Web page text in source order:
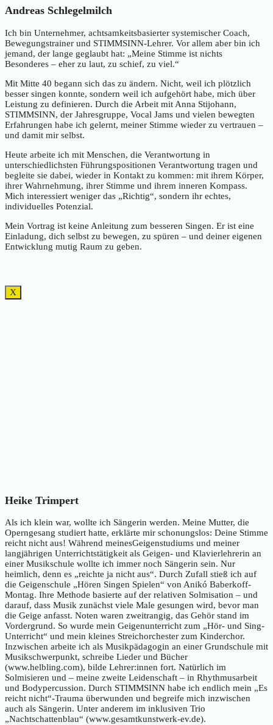
Andreas Schlegelmilch
Ich bin Unternehmer, achtsamkeitsbasierter systemischer Coach,
Bewegungstrainer und STIMMSINN-Lehrer. Vor allem aber bin ich
jemand, der lange geglaubt hat: „Meine Stimme ist nichts
Besonderes – eher zu laut, zu schief, zu viel.“
Mit Mitte 40 begann sich das zu ändern. Nicht, weil ich plötzlich
besser singen konnte, sondern weil ich aufgehört habe, mich über
Leistung zu definieren. Durch die Arbeit mit Anna Stijohann,
STIMMSINN, der Jahresgruppe, Vocal Jams und vielen bewegten
Erfahrungen habe ich gelernt, meiner Stimme wieder zu vertrauen –
und damit mir selbst.
Heute arbeite ich mit Menschen, die Verantwortung in
unterschiedlichsten Führungspositionen Verantwortung tragen und
begleite sie dabei, wieder in Kontakt zu kommen: mit ihrem Körper,
ihrer Wahrnehmung, ihrer Stimme und ihrem inneren Kompass.
Mich interessiert weniger das „Richtig“, sondern ihr echtes,
individuelles Potenzial.
Mein Vortrag ist keine Anleitung zum besseren Singen. Er ist eine
Einladung, dich selbst zu bewegen, zu spüren – und deiner eigenen
Entwicklung mutig Raum zu geben.
X
Heike Trimpert
Als ich klein war, wollte ich Sängerin werden. Meine Mutter, die
Operngesang studiert hatte, erklärte mir schonungslos: Deine Stimme
reicht nicht aus! Während meinesGeigenstudiums und meiner
langjährigen Unterrichtstätigkeit als Geigen- und Klavierlehrerin an
einer Musikschule wollte ich immer noch Sängerin sein. Nur
heimlich, denn es „reichte ja nicht aus“. Durch Zufall stieß ich auf
die Geigenschule „Hören Singen Spielen“ von Anikó Baberkoff-
Montag. Ihre Methode basierte auf der relativen Solmisation – und
darauf, dass Musik zunächst viele Male gesungen wird, bevor man
die Geige anfasst. Noten waren zweitrangig, das Gehör stand im
Vordergrund. So wurde mein Geigenunterricht zum „Hör- und Sing-
Unterricht“ und mein kleines Streichorchester zum Kinderchor.
Inzwischen arbeite ich als Musikpädagogin an einer Grundschule mit
Musikschwerpunkt, schreibe Lieder und Bücher
(www.helbling.com), bilde Lehrer:innen fort. Natürlich im
Solmisieren und – meine zweite Leidenschaft – in Rhythmusarbeit
und Bodypercussion. Durch STIMMSINN habe ich endlich mein „Es
reicht nicht“-Trauma überwunden und begreife mich inzwischen
auch als Sängerin. Unter anderem im inklusiven Trio
„Nachtschattenblau“ (www.gesamtkunstwerk-ev.de).